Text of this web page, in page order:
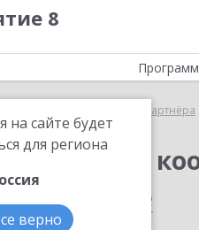
8
сайте будет
для региона
верно
Выбор партнёра